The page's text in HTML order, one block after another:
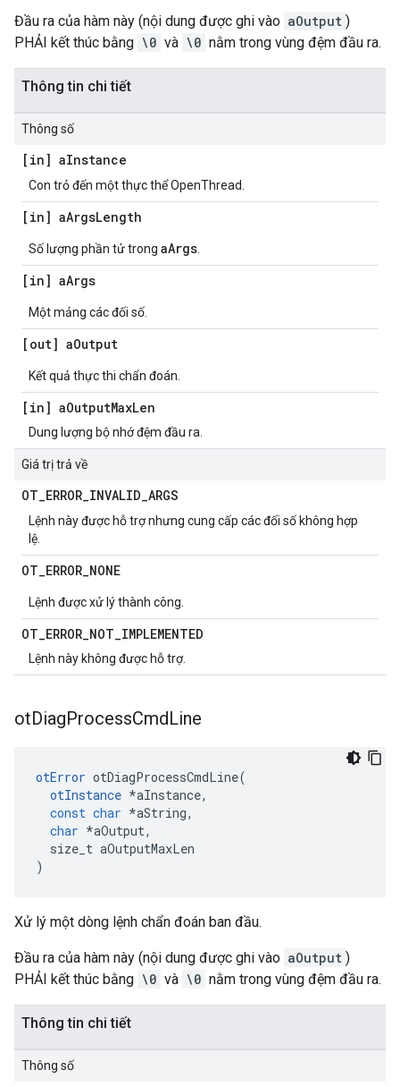
Đầu ra của hàm này (nội dung được ghi vào aOutput )
PHẢI kết thúc bằng \0 và \0 nằm trong vùng đệm đầu ra.
Thông tin chi tiết
Thông số
[in] aInstance
Con trỏ đến một thực thể OpenThread.
[in] aArgsLength
Số lượng phần tử trong aArgs
[in] aArgs
Một mảng các đối số.
[out] aOutput
Kết quả thực thi chẩn đoán.
[in] aOutputMaxLen
Dung lượng bộ nhớ đệm đầu ra.
Giá trị trả về
OT_ERROR_INVALID_ARGS
Lệnh này được hỗ trợ nhưng cung cấp các đối số không hợp
lệ.
OT_ERROR_NONE
Lệnh được xử lý thành công.
OT_ERROR_NOT_IMPLEMENTED
Lệnh này không được hỗ trợ.
otDiagProcessCmdLine
otError otDiagProcessCmdLine(
otInstance *aInstance,
const char *aString,
char *aOutput,
size_t aOutputMaxLen
)
Xử lý một dòng lệnh chẩn đoán ban đầu.
Đầu ra của hàm này (nội dung được ghi vào aOutput )
PHẢI kết thúc bằng \0 và \0 nằm trong vùng đệm đầu ra.
Thông tin chi tiết
Thông số